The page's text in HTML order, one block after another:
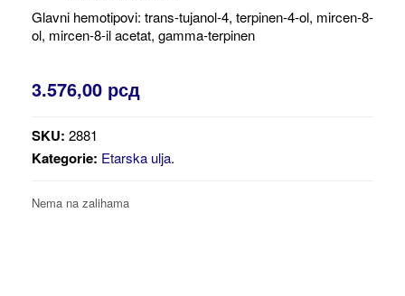
Glavni hemotipovi: trans-tujanol-4, terpinen-4-ol, mircen-8-
ol, mircen-8-il acetat, gamma-terpinen
3.576,00 рсд
SKU: 2881
Kategorie: Etarska ulja.
Nema na zalihama